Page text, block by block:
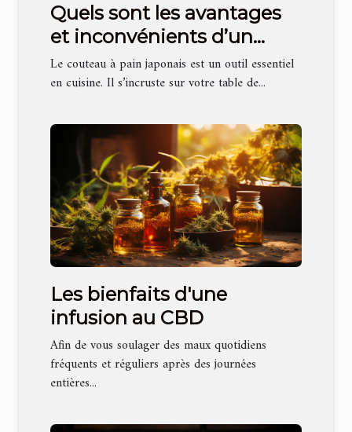
Quels sont les avantages
et inconvénients d’un
couteau à pain japonais ?
Le couteau à pain japonais est un outil essentiel
en cuisine. Il s’incruste sur votre table de...
Les bienfaits d'une
infusion au CBD
Afin de vous soulager des maux quotidiens
fréquents et réguliers après des journées
entières...